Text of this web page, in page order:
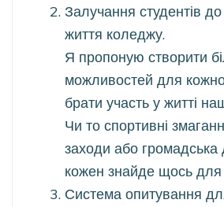
Залучання студентів
життя коледжу.
Я пропоную створити
можливостей для
брати участь у житті
Чи то спортивні
заходи або громадська
кожен знайде щось для
Система опитування